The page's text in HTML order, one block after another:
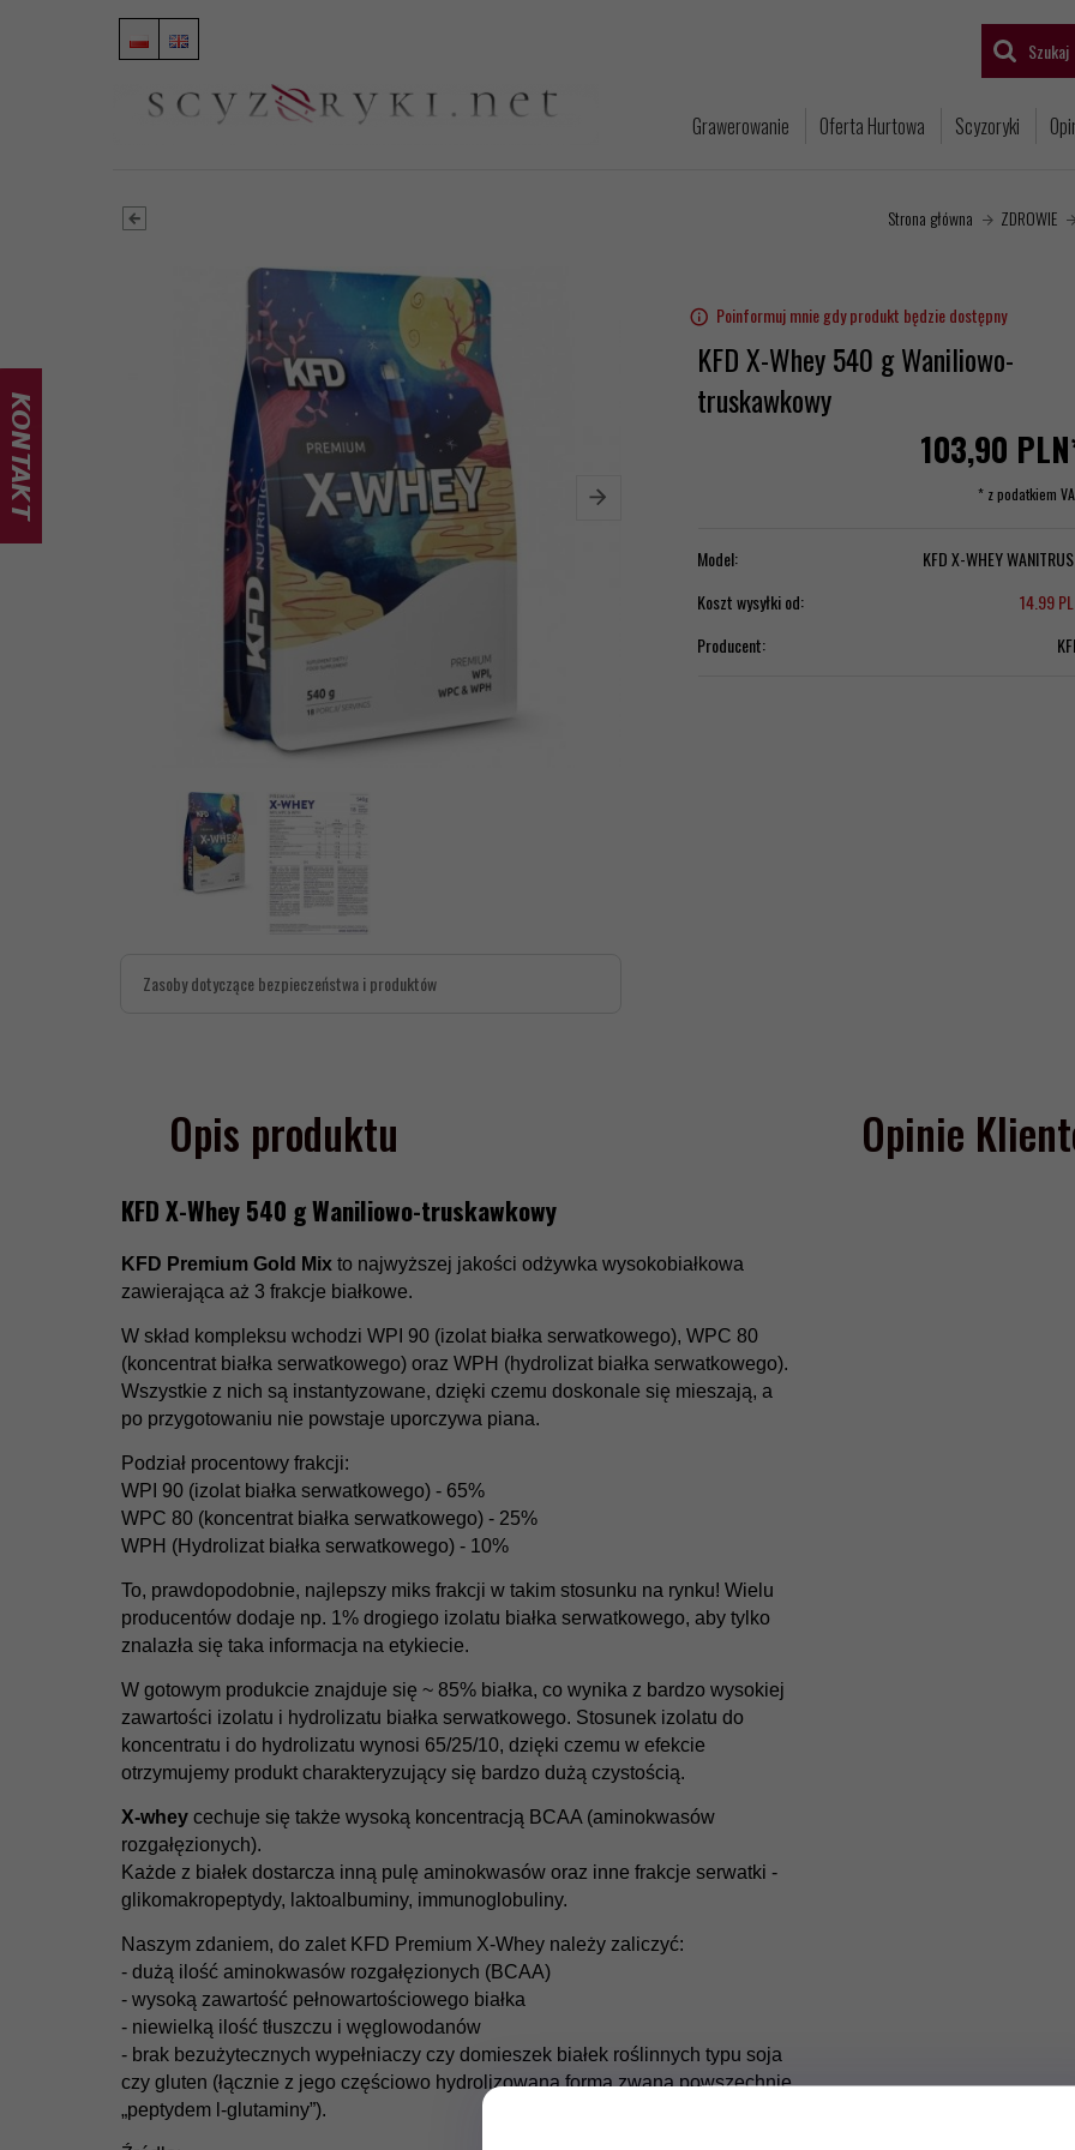
Szukaj
Grawerowanie Oferta Hurtowa Scyzoryki
Strona główna ZDROWIE
Zasoby dotyczące bezpieczeństwa i produktów
Poinformuj mnie gdy produkt będzie dostępny
KFD X-Whey 540 g Waniliowo-
truskawkowy
103,90
* z podatkiem
Model:
KFD X-WHEY
Koszt wysyłki od:
14.99
Producent:
Opis produktu
KFD X-Whey 540 g Waniliowo-truskawkowy
KFD Premium Gold Mix to najwyższej jakości odżywka wysokobiałkowa
zawierająca aż 3 frakcje białkowe.
W skład kompleksu wchodzi WPI 90 (izolat białka serwatkowego), WPC 80
(koncentrat białka serwatkowego) oraz WPH (hydrolizat białka serwatkowego).
Wszystkie z nich są instantyzowane, dzięki czemu doskonale się mieszają, a
po przygotowaniu nie powstaje uporczywa piana.
Podział procentowy frakcji:
WPI 90 (izolat białka serwatkowego) - 65%
WPC 80 (koncentrat białka serwatkowego) - 25%
WPH (Hydrolizat białka serwatkowego) - 10%
To, prawdopodobnie, najlepszy miks frakcji w takim stosunku na rynku! Wielu
producentów dodaje np. 1% drogiego izolatu białka serwatkowego, aby tylko
znalazła się taka informacja na etykiecie.
W gotowym produkcie znajduje się ~ 85% białka, co wynika z bardzo wysokiej
zawartości izolatu i hydrolizatu białka serwatkowego. Stosunek izolatu do
koncentratu i do hydrolizatu wynosi 65/25/10, dzięki czemu w efekcie
otrzymujemy produkt charakteryzujący się bardzo dużą czystością.
X-whey cechuje się także wysoką koncentracją BCAA (aminokwasów
rozgałęzionych).
Każde z białek dostarcza inną pulę aminokwasów oraz inne frakcje serwatki -
glikomakropeptydy, laktoalbuminy, immunoglobuliny.
Naszym zdaniem, do zalet KFD Premium X-Whey należy zaliczyć:
- dużą ilość aminokwasów rozgałęzionych (BCAA)
- wysoką zawartość pełnowartościowego białka
- niewielką ilość tłuszczu i węglowodanów
- brak bezużytecznych wypełniaczy czy domieszek białek roślinnych typu soja
czy gluten (łącznie z jego częściowo hydrolizowaną formą zwaną powszechnie
„peptydem l-glutaminy”).
Opinie